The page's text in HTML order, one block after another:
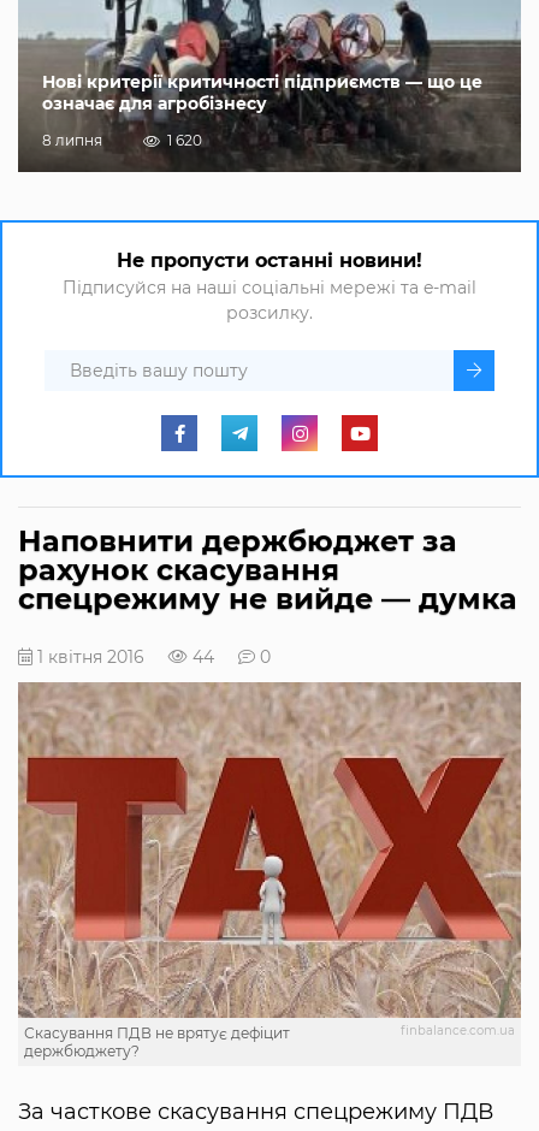
Нові критерії критичності підприємств — що це
означає для агробізнесу
8 липня 1 620
Не пропусти останні новини!
Підписуйся на наші соціальні мережі та e-mail
розсилку.
Наповнити держбюджет за
рахунок скасування
спецрежиму не вийде — думка
1 квітня 2016 44 0
finbalance.com.ua
Скасування ПДВ не врятує дефіцит
держбюджету?
За часткове скасування спецрежиму ПДВ